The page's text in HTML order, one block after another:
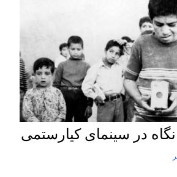
در سینمای کیارستمی